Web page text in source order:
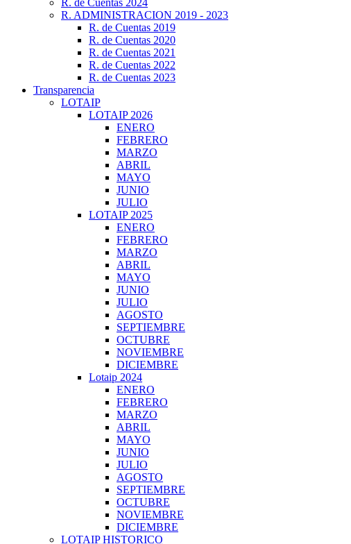
R. de Cuentas 2024
R. ADMINISTRACION 2019 - 2023
R. de Cuentas 2019
R. de Cuentas 2020
R. de Cuentas 2021
R. de Cuentas 2022
R. de Cuentas 2023
Transparencia
LOTAIP
LOTAIP 2026
ENERO
FEBRERO
MARZO
ABRIL
MAYO
JUNIO
JULIO
LOTAIP 2025
ENERO
FEBRERO
MARZO
ABRIL
MAYO
JUNIO
JULIO
AGOSTO
SEPTIEMBRE
OCTUBRE
NOVIEMBRE
DICIEMBRE
Lotaip 2024
ENERO
FEBRERO
MARZO
ABRIL
MAYO
JUNIO
JULIO
AGOSTO
SEPTIEMBRE
OCTUBRE
NOVIEMBRE
DICIEMBRE
LOTAIP HISTORICO